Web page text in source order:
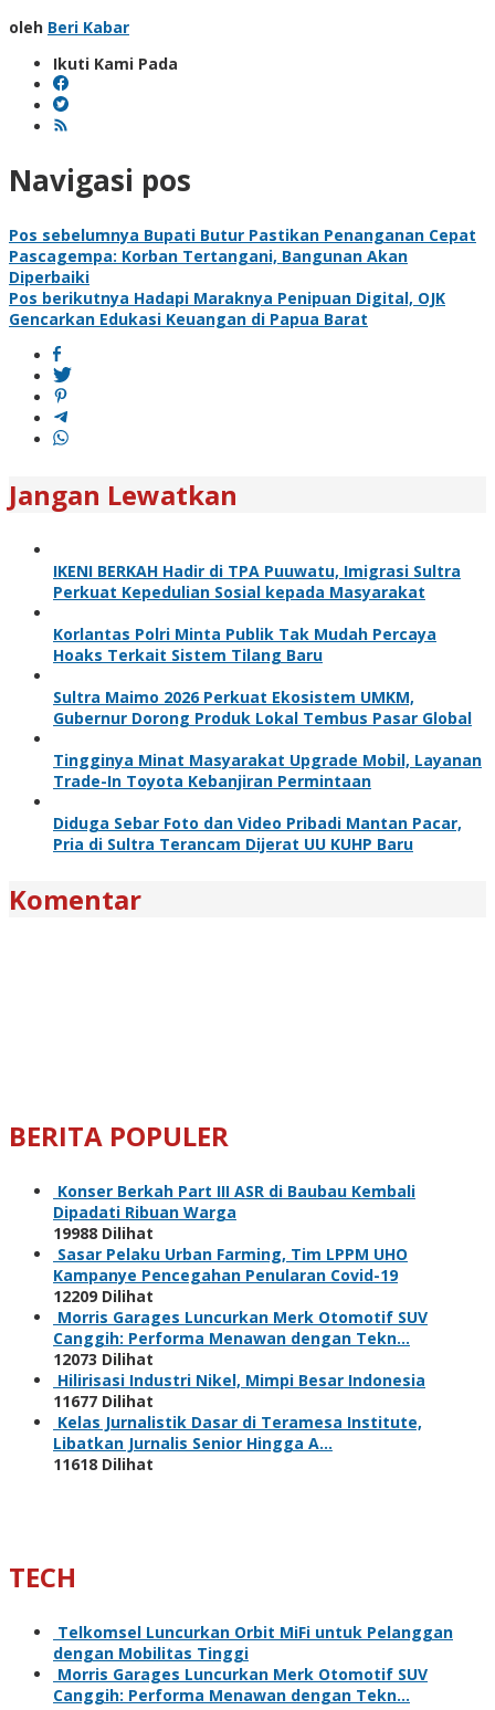
oleh Beri Kabar
Ikuti Kami Pada
Navigasi pos
Pos sebelumnya Bupati Butur Pastikan Penanganan Cepat
Pascagempa: Korban Tertangani, Bangunan Akan
Diperbaiki
Pos berikutnya Hadapi Maraknya Penipuan Digital, OJK
Gencarkan Edukasi Keuangan di Papua Barat
Jangan Lewatkan
IKENI BERKAH Hadir di TPA Puuwatu, Imigrasi Sultra
Perkuat Kepedulian Sosial kepada Masyarakat
Korlantas Polri Minta Publik Tak Mudah Percaya
Hoaks Terkait Sistem Tilang Baru
Sultra Maimo 2026 Perkuat Ekosistem UMKM,
Gubernur Dorong Produk Lokal Tembus Pasar Global
Tingginya Minat Masyarakat Upgrade Mobil, Layanan
Trade-In Toyota Kebanjiran Permintaan
Diduga Sebar Foto dan Video Pribadi Mantan Pacar,
Pria di Sultra Terancam Dijerat UU KUHP Baru
Komentar
BERITA POPULER
Konser Berkah Part III ASR di Baubau Kembali
Dipadati Ribuan Warga
19988 Dilihat
Sasar Pelaku Urban Farming, Tim LPPM UHO
Kampanye Pencegahan Penularan Covid-19
12209 Dilihat
Morris Garages Luncurkan Merk Otomotif SUV
Canggih: Performa Menawan dengan Tekn…
12073 Dilihat
Hilirisasi Industri Nikel, Mimpi Besar Indonesia
11677 Dilihat
Kelas Jurnalistik Dasar di Teramesa Institute,
Libatkan Jurnalis Senior Hingga A…
11618 Dilihat
TECH
Telkomsel Luncurkan Orbit MiFi untuk Pelanggan
dengan Mobilitas Tinggi
Morris Garages Luncurkan Merk Otomotif SUV
Canggih: Performa Menawan dengan Tekn…